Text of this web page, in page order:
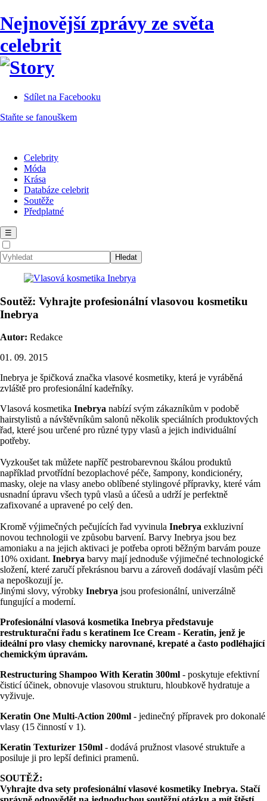
Nejnovější zprávy ze světa
celebrit
Sdílet na Facebooku
Staňte se fanouškem
Celebrity
Móda
Krása
Databáze celebrit
Soutěže
Předplatné
☰
Soutěž: Vyhrajte profesionální vlasovou kosmetiku
Inebrya
Autor: Redakce
01. 09. 2015
Inebrya je špičková značka vlasové kosmetiky, která je vyráběná
zvláště pro profesionální kadeřníky.
Vlasová kosmetika Inebrya nabízí svým zákazníkům v podobě
hairstylistů a návštěvníkům salonů několik speciálních produktových
řad, které jsou určené pro různé typy vlasů a jejich individuální
potřeby.
Vyzkoušet tak můžete napříč pestrobarevnou škálou produktů
například prvotřídní bezoplachové péče, šampony, kondicionéry,
masky, oleje na vlasy anebo oblíbené stylingové přípravky, které vám
usnadní úpravu všech typů vlasů a účesů a udrží je perfektně
zafixované a upravené po celý den.
Kromě výjimečných pečujících řad vyvinula Inebrya exkluzivní
novou technologii ve způsobu barvení. Barvy Inebrya jsou bez
amoniaku a na jejich aktivaci je potřeba oproti běžným barvám pouze
10% oxidant. Inebrya barvy mají jednoduše výjimečné technologické
složení, které zaručí překrásnou barvu a zároveň dodávají vlasům péči
a nepoškozují je.
Jinými slovy, výrobky Inebrya jsou profesionální, univerzálně
fungující a moderní.
Profesionální vlasová kosmetika Inebrya představuje
restrukturační řadu s keratinem Ice Cream - Keratin, jenž je
ideální pro vlasy chemicky narovnané, krepaté a často podléhající
chemickým úpravám.
Restructuring Shampoo With Keratin 300ml - poskytuje efektivní
čisticí účinek, obnovuje vlasovou strukturu, hloubkově hydratuje a
vyživuje.
Keratin One Multi-Action 200ml - jedinečný přípravek pro dokonalé
vlasy (15 činností v 1).
Keratin Texturizer 150ml - dodává pružnost vlasové struktuře a
posiluje ji pro lepší definici pramenů.
SOUTĚŽ:
Vyhrajte dva sety profesionální vlasové kosmetiky Inebrya. Stačí